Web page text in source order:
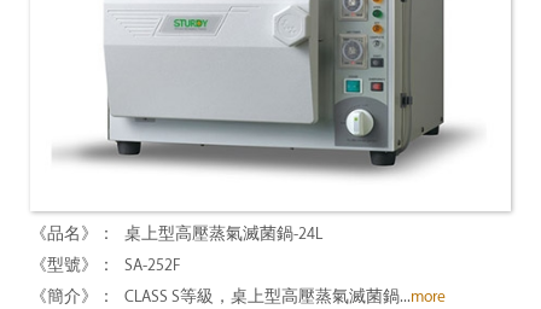
桌上型高壓蒸氣滅菌鍋-24L
SA-252F
CLASS S等級，桌上型高壓蒸氣滅菌鍋...more